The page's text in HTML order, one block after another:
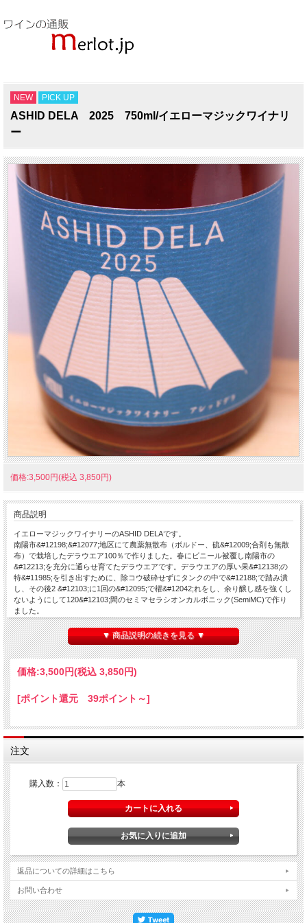
NEW PICK UP
ASHID DELA 2025 750ml/イエローマジックワイナリ
ー
価格:3,500円(税込 3,850円)
商品説明
イエローマジックワイナリーのASHID DELAです。
南陽市&#12198;&#12077;地区にて農薬無散布（ボルドー、硫&#12009;合剤も無散
布）で栽培したデラウエア100％で作りました。春にビニール被覆し南陽市の
&#12213;を充分に通らせ育てたデラウエアです。デラウエアの厚い果&#12138;の
特&#11985;を引き出すために、除コウ破砕せずにタンクの中で&#12188;で踏み潰
し、その後2 &#12103;に1回の&#12095;で櫂&#12042;れをし、余り醸し感を強くし
ないようにして120&#12103;間のセミマセラシオンカルボニック(SemiMC)で作り
ました。
「Acid Techno」の「変調」のようにつくり&#12095;の踏み&#12101;によって
&#12131;れる、房のままと潰れたブドウの絶妙なバランスがこの「Ashid」シリー
ズです。
特にこのワインの原料となったデラウエアは とても果&#12138;が厚く、その果
&#12138;の中から特徴的な「プラム」「梅」の&#12217;を感じ そのニュアンスを
そのままワインの味わいに表現しました。2025年産は特にグリセリンを強く感じ
引き締めています。今から楽しめますが熟成させて全体を枯れさせても美味しいと
数：500本
▼ 商品説明の続きを見る ▼
価格:3,500円(税込 3,850円)
[ポイント還元 39ポイント～]
注文
購入数： 本
返品についての詳細はこちら
お問い合わせ